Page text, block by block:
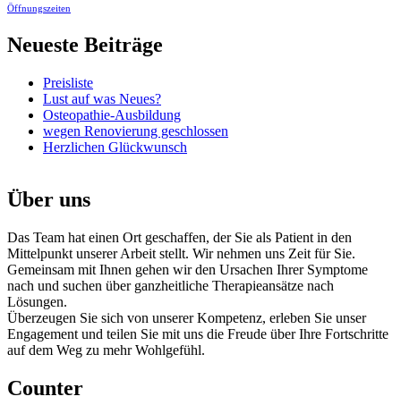
Öffnungszeiten
Neueste Beiträge
Preisliste
Lust auf was Neues?
Osteopathie-Ausbildung
wegen Renovierung geschlossen
Herzlichen Glückwunsch
Über uns
Das Team hat einen Ort geschaffen, der Sie als Patient in den
Mittelpunkt unserer Arbeit stellt. Wir nehmen uns Zeit für Sie.
Gemeinsam mit Ihnen gehen wir den Ursachen Ihrer Symptome
nach und suchen über ganzheitliche Therapieansätze nach
Lösungen.
Überzeugen Sie sich von unserer Kompetenz, erleben Sie unser
Engagement und teilen Sie mit uns die Freude über Ihre Fortschritte
auf dem Weg zu mehr Wohlgefühl.
Counter